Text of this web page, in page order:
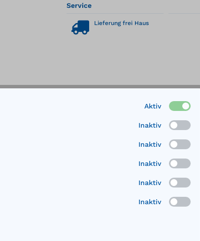
Service
Lieferung frei Haus
Arbeitsbereichen
Aktiv
Inaktiv
Inaktiv
Inaktiv
Inaktiv
Inaktiv